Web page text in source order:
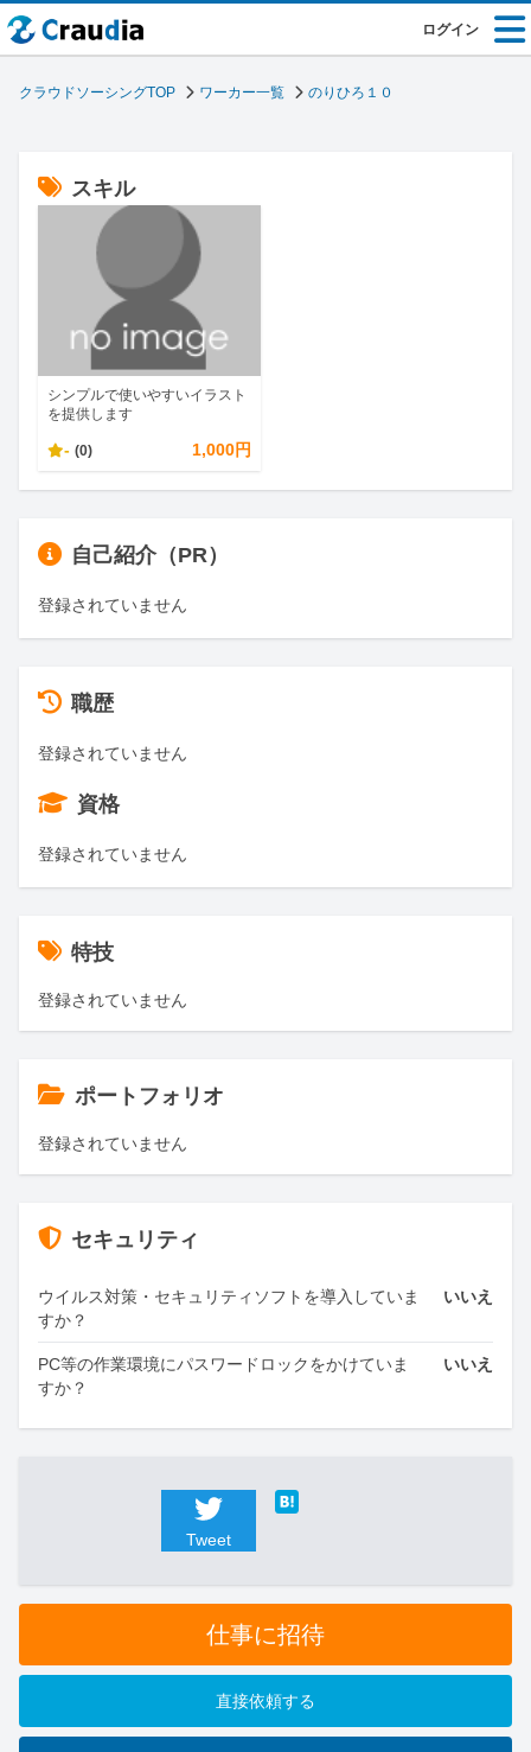
ログイン
クラウドソーシングTOP ワーカー一覧 のりひろ１０
スキル
シンプルで使いやすいイラスト
を提供します
- (0) 1,000円
自己紹介（PR）
登録されていません
職歴
登録されていません
資格
登録されていません
特技
登録されていません
ポートフォリオ
登録されていません
セキュリティ
ウイルス対策・セキュリティソフトを導入していま
すか？
いいえ
PC等の作業環境にパスワードロックをかけていま
すか？
いいえ
Tweet
仕事に招待
直接依頼する